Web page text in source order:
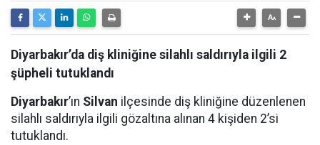
Diyarbakır’da diş kliniğine silahlı saldırıyla ilgili 2
şüpheli tutuklandı
Diyarbakır’ın Silvan ilçesinde diş kliniğine düzenlenen
silahlı saldırıyla ilgili gözaltına alınan 4 kişiden 2’si
tutuklandı.